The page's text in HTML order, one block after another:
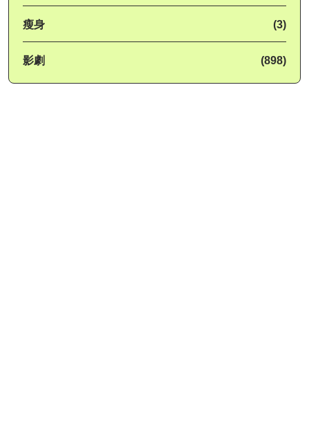
瘦身 (3)
影劇 (898)